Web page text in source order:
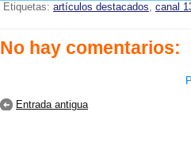
Etiquetas: artículos destacados, canal
No hay comentarios:
Entrada antigua